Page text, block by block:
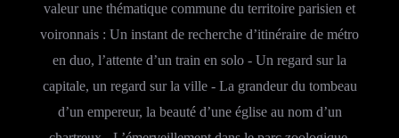
valeur une thématique commune du territoire parisien et
voironnais : Un instant de recherche d’itinéraire de métro
en duo, l’attente d’un train en solo - Un regard sur la
capitale, un regard sur la ville - La grandeur du tombeau
d’un empereur, la beauté d’une église au nom d’un